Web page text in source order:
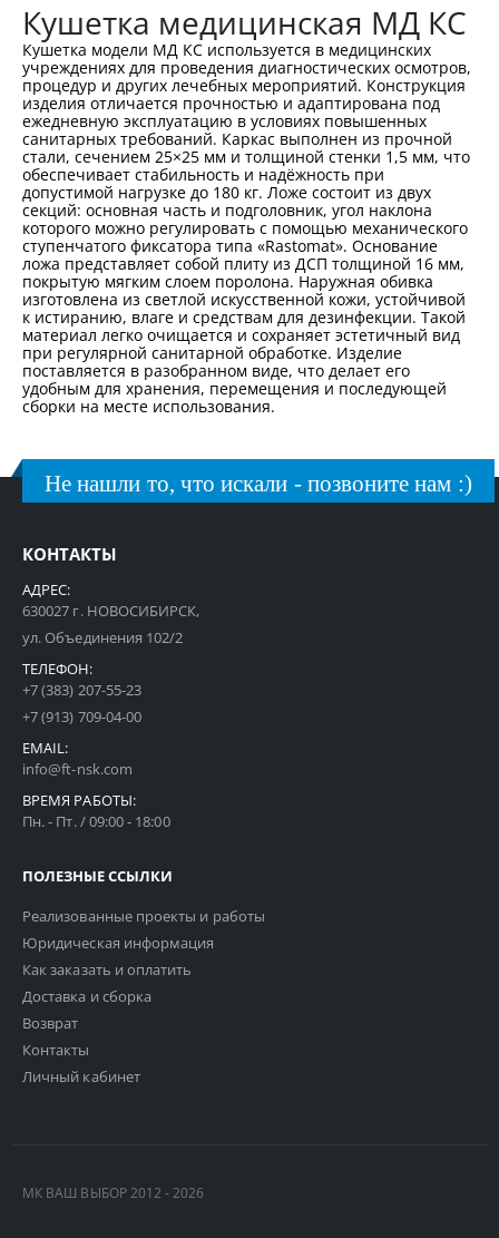
Кушетка медицинская МД КС
Кушетка модели МД КС используется в медицинских
учреждениях для проведения диагностических осмотров,
процедур и других лечебных мероприятий. Конструкция
изделия отличается прочностью и адаптирована под
ежедневную эксплуатацию в условиях повышенных
санитарных требований. Каркас выполнен из прочной
стали, сечением 25×25 мм и толщиной стенки 1,5 мм, что
обеспечивает стабильность и надёжность при
допустимой нагрузке до 180 кг. Ложе состоит из двух
секций: основная часть и подголовник, угол наклона
которого можно регулировать с помощью механического
ступенчатого фиксатора типа «Rastomat». Основание
ложа представляет собой плиту из ДСП толщиной 16 мм,
покрытую мягким слоем поролона. Наружная обивка
изготовлена из светлой искусственной кожи, устойчивой
к истиранию, влаге и средствам для дезинфекции. Такой
материал легко очищается и сохраняет эстетичный вид
при регулярной санитарной обработке. Изделие
поставляется в разобранном виде, что делает его
удобным для хранения, перемещения и последующей
сборки на месте использования.
Не нашли то, что искали - позвоните нам :)
КОНТАКТЫ
АДРЕС:
630027 г. НОВОСИБИРСК,
ул. Объединения 102/2
ТЕЛЕФОН:
+7 (383) 207-55-23
+7 (913) 709-04-00
EMAIL:
info@ft-nsk.com
ВРЕМЯ РАБОТЫ:
Пн. - Пт. / 09:00 - 18:00
ПОЛЕЗНЫЕ ССЫЛКИ
Реализованные проекты и работы
Юридическая информация
Как заказать и оплатить
Доставка и сборка
Возврат
Контакты
Личный кабинет
МК ВАШ ВЫБОР 2012 - 2026